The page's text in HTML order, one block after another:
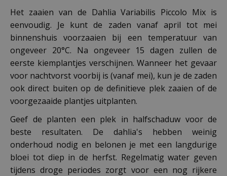
Het zaaien van de Dahlia Variabilis Piccolo Mix is
eenvoudig. Je kunt de zaden vanaf april tot mei
binnenshuis voorzaaien bij een temperatuur van
ongeveer 20°C. Na ongeveer 15 dagen zullen de
eerste kiemplantjes verschijnen. Wanneer het gevaar
voor nachtvorst voorbij is (vanaf mei), kun je de zaden
ook direct buiten op de definitieve plek zaaien of de
voorgezaaide plantjes uitplanten.
Geef de planten een plek in halfschaduw voor de
beste resultaten. De dahlia's hebben weinig
onderhoud nodig en belonen je met een langdurige
bloei tot diep in de herfst. Regelmatig water geven
tijdens droge periodes zorgt voor een nog rijkere